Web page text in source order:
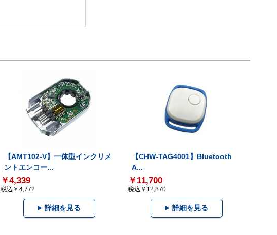
【AMT102-V】一体型インクリメ
ントエンコー...
￥4,339
税込￥4,772
詳細を見る
【CHW-TAG4001】Bluetooth
A...
￥11,700
税込￥12,870
詳細を見る